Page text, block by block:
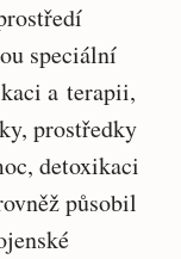
speciální
a terapii,
prostředky
detoxikaci
působil